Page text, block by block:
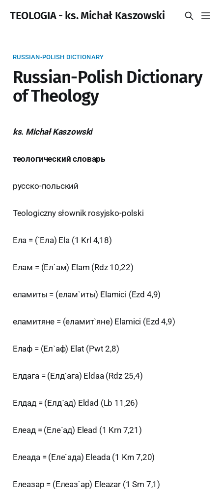
TEOLOGIA - ks. Michał Kaszowski
RUSSIAN-POLISH DICTIONARY
Russian-Polish Dictionary
of Theology
ks. Michał Kaszowski
теологический словарь
русско-польский
Teologiczny słownik rosyjsko-polski
Ела = (`Ела) Ela (1 Krl 4,18)
Елам = (Ел`ам) Elam (Rdz 10,22)
еламиты = (елам`иты) Elamici (Ezd 4,9)
еламитяне = (еламит`яне) Elamici (Ezd 4,9)
Елаф = (Ел`аф) Elat (Pwt 2,8)
Елдага = (Елд`ага) Eldaa (Rdz 25,4)
Елдад = (Елд`ад) Eldad (Lb 11,26)
Елеад = (Еле`ад) Elead (1 Krn 7,21)
Елеада = (Еле`ада) Eleada (1 Krn 7,20)
Елеазар = (Елеаз`ар) Eleazar (1 Sm 7,1)